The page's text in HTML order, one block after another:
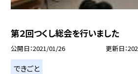
第２回つくし総会を行いました
公開日 2021/01/26 更新日
できごと